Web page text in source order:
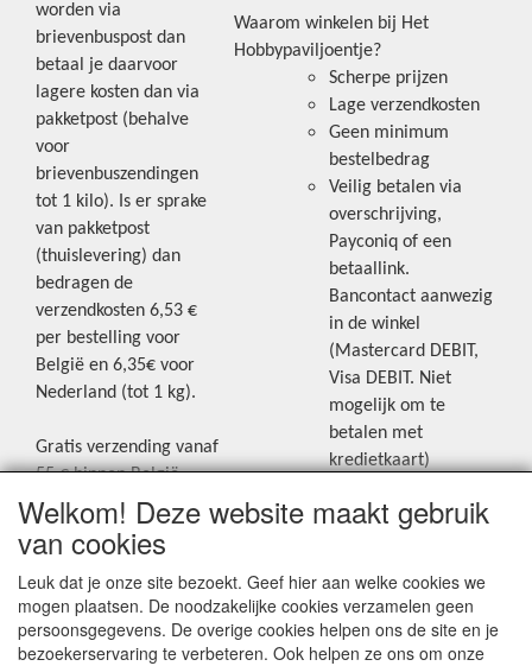
worden via
brievenbuspost dan
betaal je daarvoor
lagere kosten dan via
pakketpost (behalve
voor
brievenbuszendingen
tot 1 kilo). Is er sprake
van pakketpost
(thuislevering) dan
bedragen de
verzendkosten 6,53 €
per bestelling voor
België en 6,35€ voor
Nederland (tot 1 kg).
Gratis verzending vanaf
55 € binnen België.
Gratis verzending vanaf
65 € naar Nederland.
Levering andere
landen: geen gratis
verzending, portkosten
worden aangerekend.
Waarom winkelen bij Het
Hobbypaviljoentje?
Scherpe prijzen
Lage verzendkosten
Geen minimum
bestelbedrag
Veilig betalen via
overschrijving,
Payconiq of een
betaallink.
Bancontact aanwezig
in de winkel
(Mastercard DEBIT,
Visa DEBIT. Niet
mogelijk om te
betalen met
kredietkaart)
Blijf op de hoogte van de laatste
onze Facebookpagina.
Welkom! Deze website maakt gebruik
van cookies
Leuk dat je onze site bezoekt. Geef hier aan welke cookies we
mogen plaatsen. De noodzakelijke cookies verzamelen geen
persoonsgegevens. De overige cookies helpen ons de site en je
bezoekerservaring te verbeteren. Ook helpen ze ons om onze